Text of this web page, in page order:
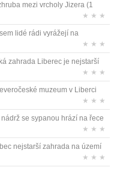
mezi vrcholy Jizera (1
★ ★ ★
lidé rádi vyrážejí na
★ ★ ★
zahrada Liberec je nejstarší
★ ★ ★
muzeum v Liberci
★ ★ ★
se sypanou hrází na řece
★ ★ ★
nejstarší zahrada na území
★ ★ ★